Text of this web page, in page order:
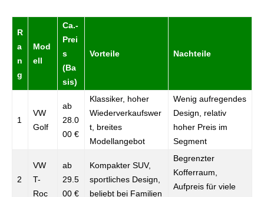
R
a
n
g
Mod
ell
Ca.-
Prei
s
(Ba
sis)
Vorteile Nachteile
1
VW
Golf
ab
28.0
00 €
Klassiker, hoher
Wiederverkaufswer
t, breites
Modellangebot
Wenig aufregendes
Design, relativ
hoher Preis im
Segment
2
VW
T-
Roc
ab
29.5
00 €
Kompakter SUV,
sportliches Design,
beliebt bei Familien
Begrenzter
Kofferraum,
Aufpreis für viele